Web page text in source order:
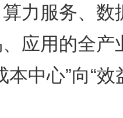
力服务、数
应用的全产
本中心”向“效